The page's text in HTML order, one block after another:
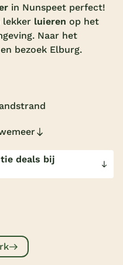
zwembad
zwembad
faciliteiten
in Nunspeet perfect!
lekker luieren op het
Naar het
en bezoek Elburg.
deals bij